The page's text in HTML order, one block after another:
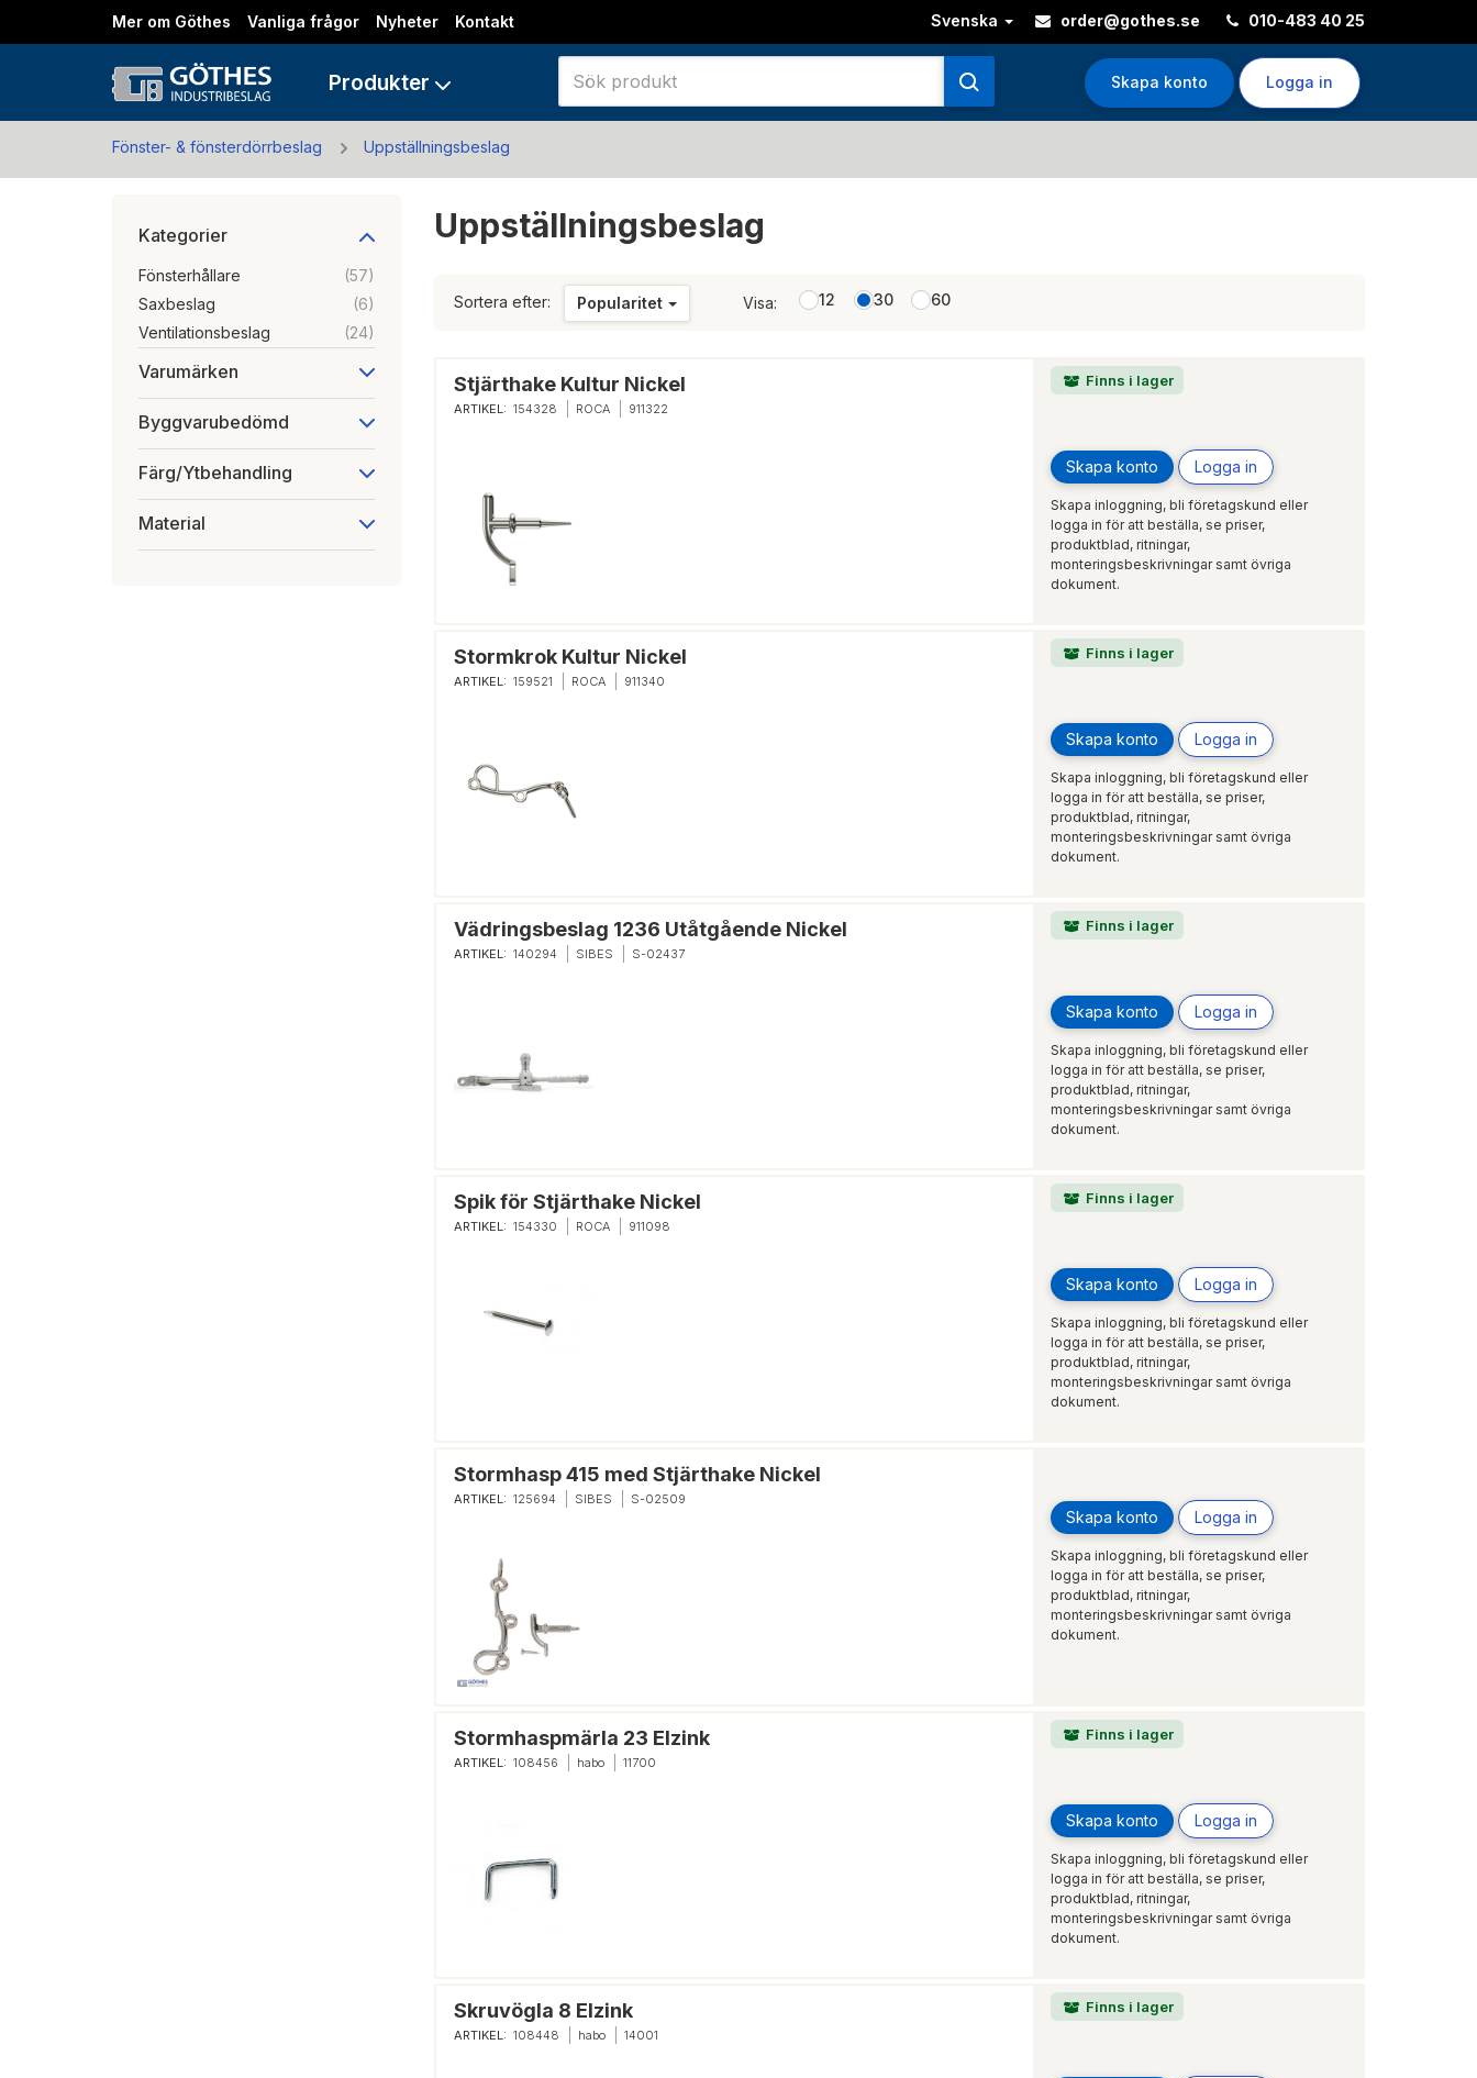
Mer om Göthes Vanliga frågor Nyheter Kontakt Svenska order@gothes.se 010-483 40 25
Skapa konto Logga in
Produkter
Fönster- & fönsterdörrbeslag Uppställningsbeslag
Kategorier
Fönsterhållare
(57)
Saxbeslag
(6)
Ventilationsbeslag
(24)
Varumärken
Byggvarubedömd
Färg/Ytbehandling
Material
Uppställningsbeslag
Sortera efter: Popularitet Visa: 12 30 60
Stjärthake Kultur Nickel
ARTIKEL: 154328 ROCA 911322
Finns i lager
Skapa konto Logga in
Skapa inloggning, bli företagskund eller
logga in för att beställa, se priser,
produktblad, ritningar,
monteringsbeskrivningar samt övriga
dokument.
Stormkrok Kultur Nickel
ARTIKEL: 159521 ROCA 911340
Finns i lager
Skapa konto Logga in
Skapa inloggning, bli företagskund eller
logga in för att beställa, se priser,
produktblad, ritningar,
monteringsbeskrivningar samt övriga
dokument.
Vädringsbeslag 1236 Utåtgående Nickel
ARTIKEL: 140294 SIBES S-02437
Finns i lager
Skapa konto Logga in
Skapa inloggning, bli företagskund eller
logga in för att beställa, se priser,
produktblad, ritningar,
monteringsbeskrivningar samt övriga
dokument.
Spik för Stjärthake Nickel
ARTIKEL: 154330 ROCA 911098
Finns i lager
Skapa konto Logga in
Skapa inloggning, bli företagskund eller
logga in för att beställa, se priser,
produktblad, ritningar,
monteringsbeskrivningar samt övriga
dokument.
Stormhasp 415 med Stjärthake Nickel
ARTIKEL: 125694 SIBES S-02509
Skapa konto Logga in
Skapa inloggning, bli företagskund eller
logga in för att beställa, se priser,
produktblad, ritningar,
monteringsbeskrivningar samt övriga
dokument.
Stormhaspmärla 23 Elzink
ARTIKEL: 108456 habo 11700
Finns i lager
Skapa konto Logga in
Skapa inloggning, bli företagskund eller
logga in för att beställa, se priser,
produktblad, ritningar,
monteringsbeskrivningar samt övriga
dokument.
Skruvögla 8 Elzink
ARTIKEL: 108448 habo 14001
Finns i lager